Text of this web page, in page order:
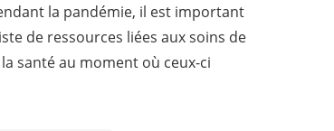
la pandémie, il est important
de ressources liées aux soins de
santé au moment où ceux-ci